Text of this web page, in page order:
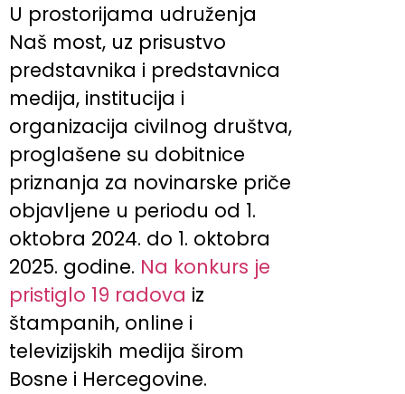
U prostorijama udruženja
Naš most, uz prisustvo
predstavnika i predstavnica
medija, institucija i
organizacija civilnog društva,
proglašene su dobitnice
priznanja za novinarske priče
objavljene u periodu od 1.
oktobra 2024. do 1. oktobra
2025. godine. Na konkurs je
pristiglo 19 radova iz
štampanih, online i
televizijskih medija širom
Bosne i Hercegovine.